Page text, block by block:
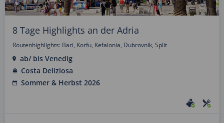
8 Tage Highlights an der Adria
Routenhighlights: Bari, Korfu, Kefalonia, Dubrovnik, Split
ab/ bis Venedig
Costa Deliziosa
Sommer & Herbst 2026